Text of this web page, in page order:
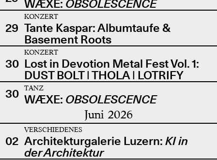
WÆXE: OBSOLESCENCE
29
KONZERT
Tante Kaspar: Albumtaufe &
Basement Roots
30
KONZERT
Lost in Devotion Metal Fest Vol. 1:
DUST BOLT | THOLA | LOTRIFY
30
TANZ
WÆXE: OBSOLESCENCE
Juni 2026
02
VERSCHIEDENES
Architekturgalerie Luzern: KI in
der Architektur